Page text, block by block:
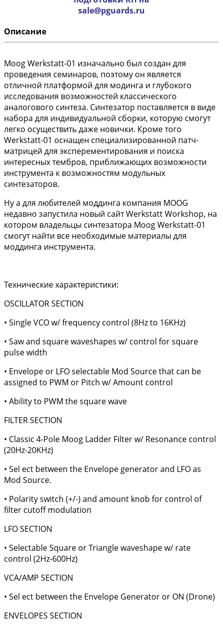
sale@pguards.ru
Описание
Moog Werkstatt-01 изначально был создан для
проведения семинаров, поэтому он является
отличной платформой для модинга и глубокого
исследования возможностей классического
аналогового синтеза. Синтезатор поставляется в виде
набора для индивидуальной сборки, которую смогут
легко осуществить даже новички. Кроме того
Werkstatt-01 оснащен специализированной патч-
матрицей для эксперементирования и поиска
интересных тембров, приближающих возможности
инструмента к возможностям модульных
синтезаторов.
Ну а для любителей моддинга компания MOOG
недавно запустила новый сайт Werkstatt Workshop, на
котором владельцы синтезатора Moog Werkstatt-01
смогут найти все необходимые материалы для
моддинга инструмента.
Технические характеристики:
OSCILLATOR SECTION
• Single VCO w/ frequency control (8Hz to 16KHz)
• Saw and square waveshapes w/ control for square
pulse width
• Envelope or LFO selectable Mod Source that can be
assigned to PWM or Pitch w/ Amount control
• Ability to PWM the square wave
FILTER SECTION
• Classic 4-Pole Moog Ladder Filter w/ Resonance control
(20Hz-20KHz)
• Sel ect between the Envelope generator and LFO as
Mod Source.
• Polarity switch (+/-) and amount knob for control of
filter cutoff modulation
LFO SECTION
• Selectable Square or Triangle waveshape w/ rate
control (2Hz-600Hz)
VCA/AMP SECTION
• Sel ect between the Envelope Generator or ON (Drone)
ENVELOPES SECTION